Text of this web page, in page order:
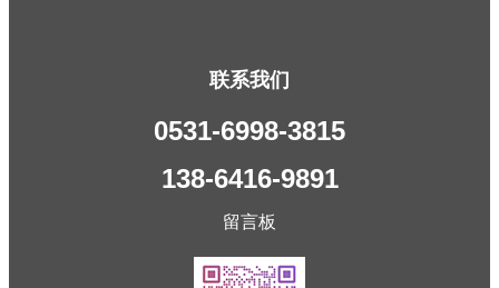
联系我们
0531-6998-3815
138-6416-9891
留言板